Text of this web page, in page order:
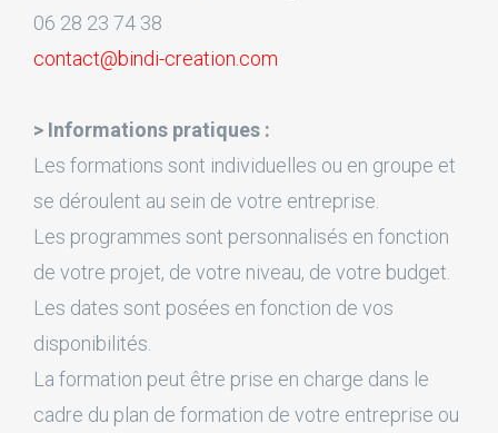
06 28 23 74 38
contact@bindi-creation.com
> Informations pratiques :
Les formations sont individuelles ou en groupe et
se déroulent au sein de votre entreprise.
Les programmes sont personnalisés en fonction
de votre projet, de votre niveau, de votre budget.
Les dates sont posées en fonction de vos
disponibilités.
La formation peut être prise en charge dans le
cadre du plan de formation de votre entreprise ou